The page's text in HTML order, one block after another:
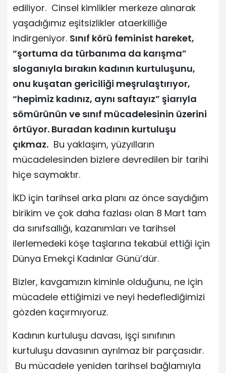
ediliyor. Cinsel kimlikler merkeze alınarak
yaşadığımız eşitsizlikler ataerkilliğe
indirgeniyor. Sınıf körü feminist hareket,
“şortuma da türbanıma da karışma”
sloganıyla bırakın kadının kurtuluşunu,
onu kuşatan gericiliği meşrulaştırıyor,
“hepimiz kadınız, aynı saftayız” şiarıyla
sömürünün ve sınıf mücadelesinin üzerini
örtüyor. Buradan kadının kurtuluşu
çıkmaz. Bu yaklaşım, yüzyılların
mücadelesinden bizlere devredilen bir tarihi
hiçe saymaktır.
İKD için tarihsel arka planı az önce saydığım
birikim ve çok daha fazlası olan 8 Mart tam
da sınıfsallığı, kazanımları ve tarihsel
ilerlemedeki köşe taşlarına tekabül ettiği için
Dünya Emekçi Kadınlar Günü’dür.
Bizler, kavgamızın kiminle olduğunu, ne için
mücadele ettiğimizi ve neyi hedeflediğimizi
gözden kaçırmıyoruz.
Kadının kurtuluşu davası, işçi sınıfının
kurtuluşu davasının ayrılmaz bir parçasıdır.
Bu mücadele yeniden tarihsel bağlamıyla